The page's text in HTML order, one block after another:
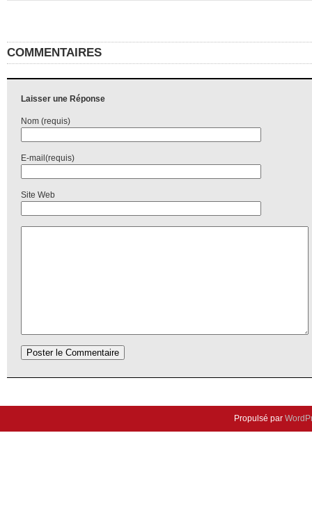
COMMENTAIRES
Laisser une Réponse
Nom (requis)
E-mail(requis)
Site Web
Propulsé par